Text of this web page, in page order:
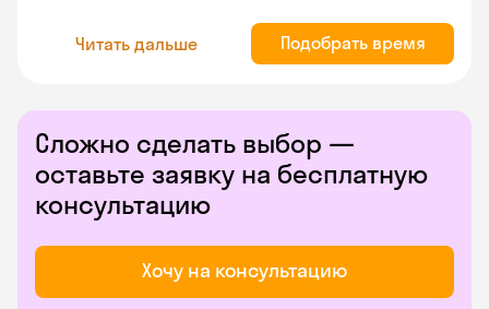
Читать дальше Подобрать время
Сложно сделать выбор —
оставьте заявку на бесплатную
консультацию
Хочу на консультацию